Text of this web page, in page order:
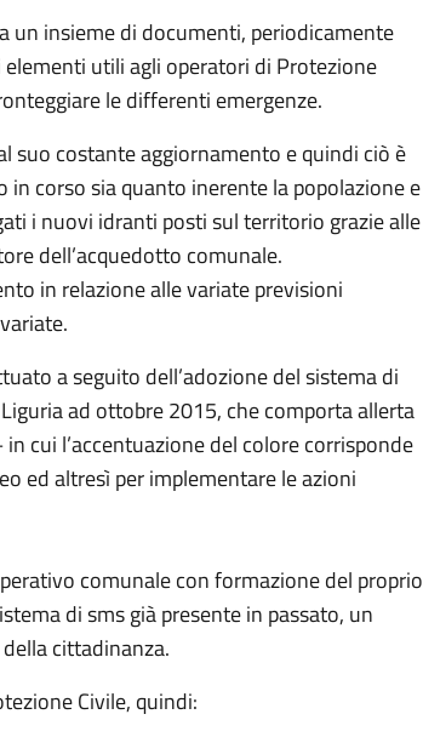
un insieme di documenti, periodicamente
utili agli operatori di Protezione
le differenti emergenze.
suo costante aggiornamento e quindi ciò è
corso sia quanto inerente la popolazione e
i nuovi idranti posti sul territorio grazie alle
dell’acquedotto comunale.
in relazione alle variate previsioni
a seguito dell’adozione del sistema di
ad ottobre 2015, che comporta allerta
cui l’accentuazione del colore corrisponde
ed altresì per implementare le azioni
comunale con formazione del proprio
di sms già presente in passato, un
cittadinanza.
Civile, quindi: